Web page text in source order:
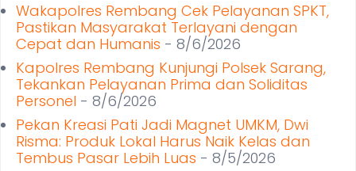
Wakapolres Rembang Cek Pelayanan SPKT,
Pastikan Masyarakat Terlayani dengan
Cepat dan Humanis - 8/6/2026
Kapolres Rembang Kunjungi Polsek Sarang,
Tekankan Pelayanan Prima dan Soliditas
Personel - 8/6/2026
Pekan Kreasi Pati Jadi Magnet UMKM, Dwi
Risma: Produk Lokal Harus Naik Kelas dan
Tembus Pasar Lebih Luas - 8/5/2026